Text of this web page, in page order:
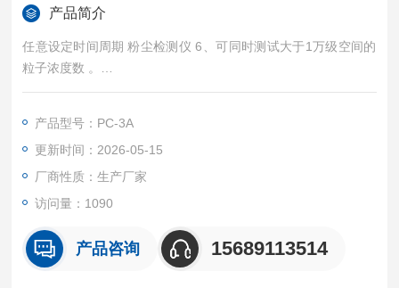
产品简介
任意设定时间周期 粉尘检测仪 6、可同时测试大于1万级空间的
粒子浓度数 。
99分钟内用户均可设置。
8、数据最大容量2000组，分十区域存贮，每个区域储存200
组；分区域查询，打印；配置标准并行口及与RS232兼容的串行
9、微型打印机，仅通过数据线与主机连接，随时随地直接打
产品型号：PC-3A
更新时间：2026-05-15
厂商性质：生产厂家
访问量：1090
产品咨询 15689113514